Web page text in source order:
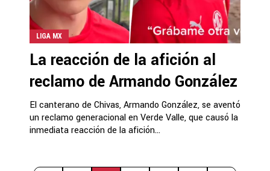
LIGA MX
La reacción de la afición al
reclamo de Armando González
El canterano de Chivas, Armando González, se aventó
un reclamo generacional en Verde Valle, que causó la
inmediata reacción de la afición...